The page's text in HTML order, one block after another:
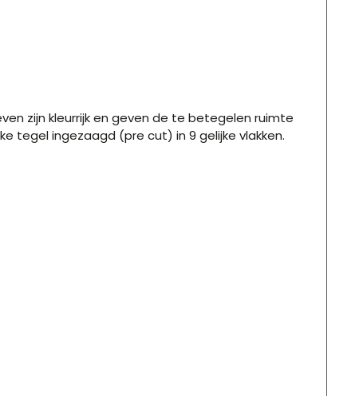
zijn kleurrijk en geven de te betegelen ruimte
tegel ingezaagd (pre cut) in 9 gelijke vlakken.